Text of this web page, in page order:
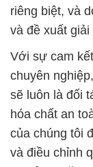
riêng biệt, và
và đề xuất
Với sự cam
chuyên
sẽ luôn là đối
hóa chất an
của chúng tôi
và điều chỉnh